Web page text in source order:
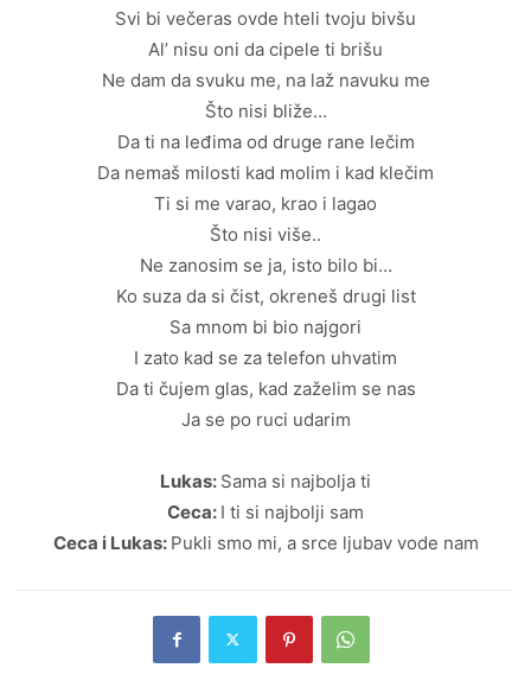
Svi bi večeras ovde hteli tvoju bivšu
Al’ nisu oni da cipele ti brišu
Ne dam da svuku me, na laž navuku me
Što nisi bliže…
Da ti na leđima od druge rane lečim
Da nemaš milosti kad molim i kad klečim
Ti si me varao, krao i lagao
Što nisi više..
Ne zanosim se ja, isto bilo bi…
Ko suza da si čist, okreneš drugi list
Sa mnom bi bio najgori
I zato kad se za telefon uhvatim
Da ti čujem glas, kad zaželim se nas
Ja se po ruci udarim
Lukas: Sama si najbolja ti
Ceca: I ti si najbolji sam
Ceca i Lukas: Pukli smo mi, a srce ljubav vode nam